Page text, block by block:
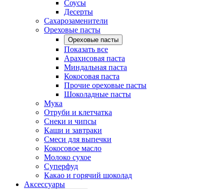
Соусы
Десерты
Сахарозаменители
Ореховые пасты
Ореховые пасты
Показать все
Арахисовая паста
Миндальная паста
Кокосовая паста
Прочие ореховые пасты
Шоколадные пасты
Мука
Отруби и клетчатка
Снеки и чипсы
Каши и завтраки
Смеси для выпечки
Кокосовое масло
Молоко сухое
Суперфуд
Какао и горячий шоколад
Аксессуары